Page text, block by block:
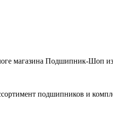
магазина Подшипник-Шоп из
подшипников и